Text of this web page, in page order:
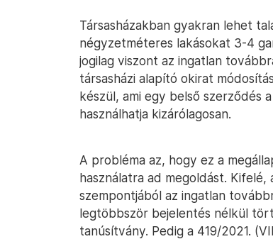
Társasházakban gyakran lehet
négyzetméteres lakásokat 3-4
jogilag viszont az ingatlan
társasházi alapító okirat
készül, ami egy belső szerződés
használhatja kizárólagosan.
A probléma az, hogy ez a
használatra ad megoldást.
szempontjából az ingatlan
legtöbbször bejelentés nélkül
tanúsítvány. Pedig a 419/2021.